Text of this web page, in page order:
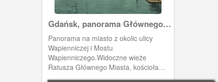
Gdańsk, panorama Głównego
Miasta od strony Motławy
Panorama na miasto z okolic ulicy
Wapienniczej i Mostu
Wapienniczego.Widoczne wieże
Ratusza Głównego Miasta, kościoła
Mariackiego i św Jana. Z prawej strony